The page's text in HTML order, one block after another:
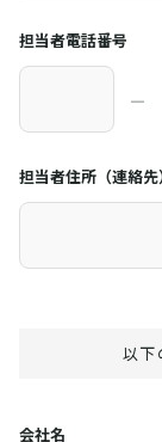
担当者電話番号
―
担当者住所（連絡先
以下
会社名